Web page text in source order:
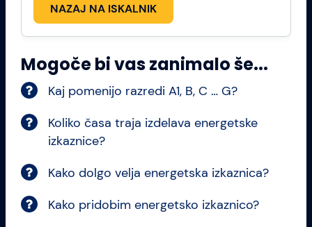
NAZAJ NA ISKALNIK
Mogoče bi vas zanimalo še...
Kaj pomenijo razredi A1, B, C … G?
Koliko časa traja izdelava energetske
izkaznice?
Kako dolgo velja energetska izkaznica?
Kako pridobim energetsko izkaznico?